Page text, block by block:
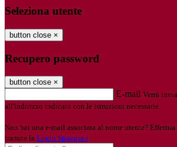
Seleziona utente
button close ×
Recupero password
button close ×
E-mail Verrà
all'indirizzo indicato con le istruzioni necessarie.
Non hai una e-mail associata al nome utente?
tramite la Login Spaggiari